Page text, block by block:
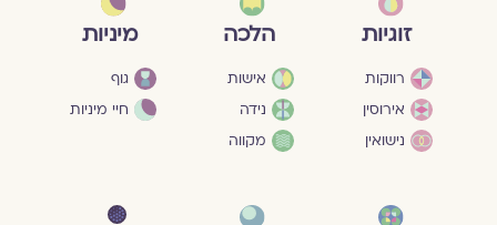
זוגיות
רווקות
אירוסין
נישואין
הלכה
אישות
נידה
מקווה
מיניות
גוף
חיי מיניות